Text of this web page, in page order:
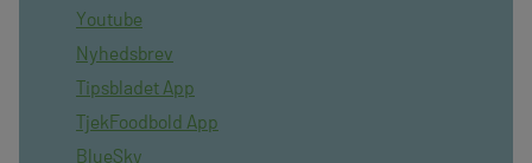
Youtube
Nyhedsbrev
Tipsbladet App
TjekFoodbold App
BlueSky